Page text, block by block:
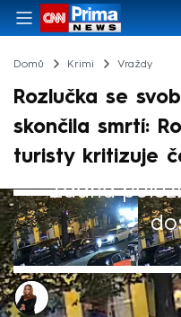
Domů Krimi Vraždy
Rozlučka se
skončila smrtí:
turisty kritizuje
Žádná
Michaela Bartošová
26. zář 2024, 18:43